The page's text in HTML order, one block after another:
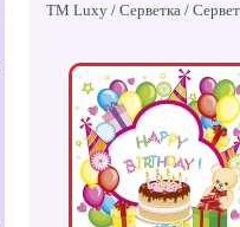
ТМ Luxy/ Серветка/